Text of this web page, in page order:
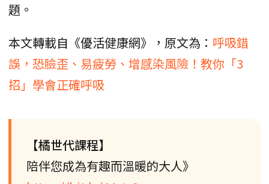
題。
本文轉載自《優活健康網》，原文為： 呼吸錯
誤，恐臉歪、易疲勞、增感染風險！教你「3
招」學會正確呼吸
【橘世代課程】
陪伴您成為有趣而溫暖的大人》